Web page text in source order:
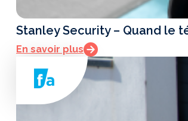
Stanley Security – Quand le
En savoir plus